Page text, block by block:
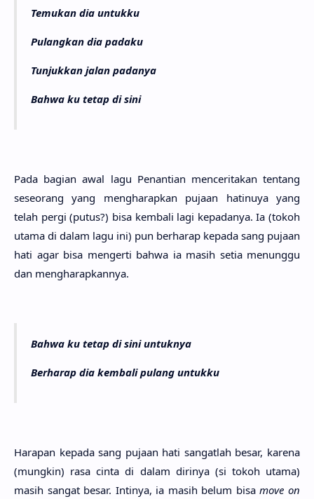
Temukan dia untukku
Pulangkan dia padaku
Tunjukkan jalan padanya
Bahwa ku tetap di sini
Pada bagi­an awal lagu Penanti­an mencerita­kan ten­tang
seseo­rang yang mengharap­kan puja­an hatinu­ya yang
telah pergi (putus?) bisa kemba­li lagi kepada­nya. Ia (tokoh
utama di dalam lagu ini) pun berha­rap kepa­da sang puja­an
hati agar bisa menger­ti bahwa ia masih setia menung­gu
dan mengharapkan­nya.
Bahwa ku tetap di sini untuknya
Berharap dia kembali pulang untukku
Hara­pan kepa­da sang puja­an hati sangat­lah besar, kare­na
(mung­kin) rasa cinta di dalam diri­nya (si tokoh utama)
masih sangat besar. Inti­nya, ia masih belum bisamove on